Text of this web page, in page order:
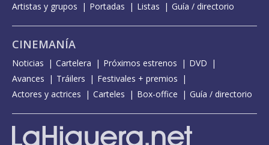
Artistas y grupos
Portadas Listas Guía / directorio
CINEMANÍA
Noticias Cartelera Próximos estrenos
DVD
Avances
Tráilers
Festivales + premios
Actores y actrices
Carteles Box-office Guía / directorio